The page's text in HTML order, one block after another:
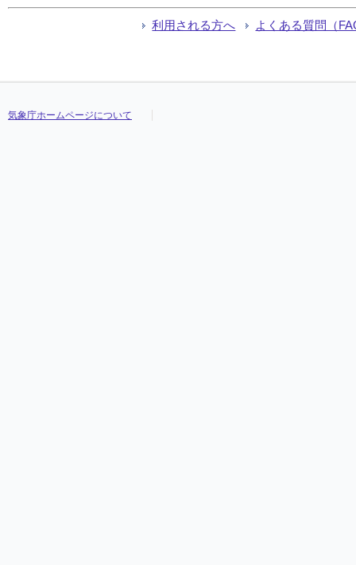
利用される方へ よくある質問（
気象庁ホームページについて